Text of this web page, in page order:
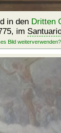
in den Dritten
im